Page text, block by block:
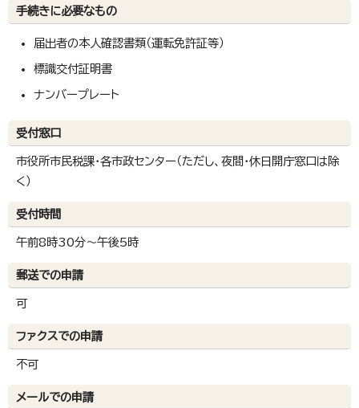
手続きに必要なもの
届出者の本人確認書類（運転免許証等）
標識交付証明書
ナンバープレート
受付窓口
市役所市民税課・各市政センター（ただし、夜間・休日開庁窓口は除
く）
受付時間
午前8時30分～午後5時
郵送での申請
可
ファクスでの申請
不可
メールでの申請